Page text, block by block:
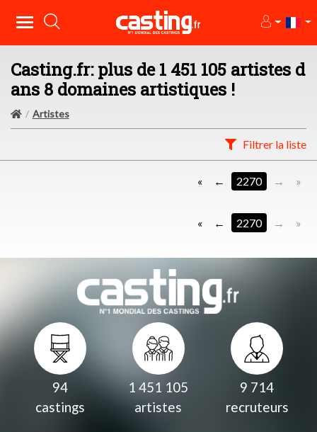
Casting.fr: plus de 1 451 105 artistes d
ans 8 domaines artistiques !
Artistes
Filtrer la liste
« 2270 »
« 2270 »
94
castings
1 451 105
artistes
9 714
recruteurs